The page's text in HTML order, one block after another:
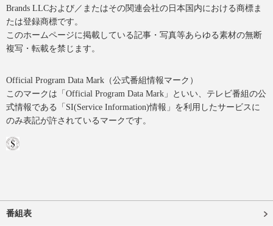
Brands LLCおよび／またはその関連会社の日本国内における商標ま
たは登録商標です。
このホームページに掲載している記事・写真等あらゆる素材の無断
複写・転載を禁じます。
Official Program Data Mark（公式番組情報マーク）
このマークは「Official Program Data Mark」といい、テレビ番組の公
式情報である「SI(Service Information)情報」を利用したサービスに
のみ表記が許されているマークです。
番組表